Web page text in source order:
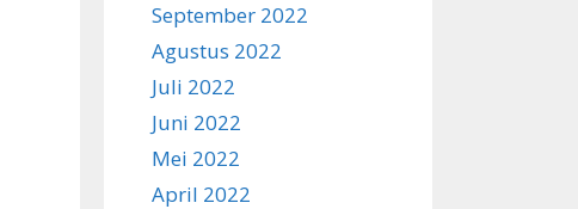
September 2022
Agustus 2022
Juli 2022
Juni 2022
Mei 2022
April 2022